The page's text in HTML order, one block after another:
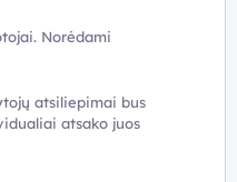
Norėdami
atsiliepimai bus
atsako juos